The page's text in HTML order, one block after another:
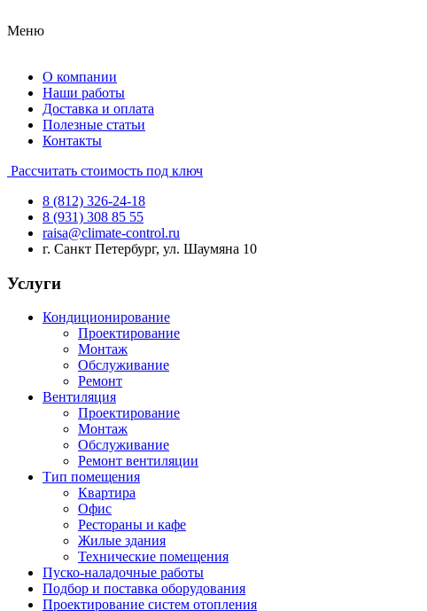
Меню
О компании
Наши работы
Доставка и оплата
Полезные статьи
Контакты
Рассчитать стоимость под ключ
8 (812) 326-24-18
8 (931) 308 85 55
raisa@climate-control.ru
г. Санкт Петербург, ул. Шаумяна 10
Услуги
Кондиционирование
Проектирование
Монтаж
Обслуживание
Ремонт
Вентиляция
Проектирование
Монтаж
Обслуживание
Ремонт вентиляции
Тип помещения
Квартира
Офис
Рестораны и кафе
Жилые здания
Технические помещения
Пуско-наладочные работы
Подбор и поставка оборудования
Проектирование систем отопления